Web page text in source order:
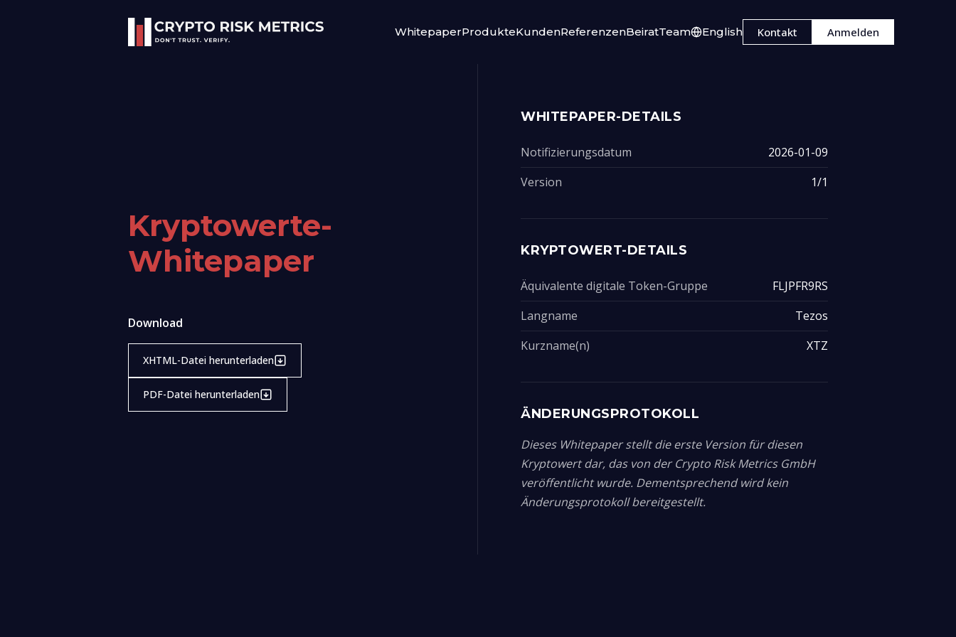
WhitepaperProdukteKundenReferenzenBeiratTeam English Kontakt Anmelden
Kryptowerte-
Whitepaper
Download
XHTML-Datei herunterladen
PDF-Datei herunterladen
WHITEPAPER-DETAILS
Notifizierungsdatum
2026-01-09
Version
1/1
KRYPTOWERT-DETAILS
Äquivalente digitale Token-Gruppe
FLJPFR9RS
Langname
Tezos
Kurzname(n)
XTZ
ÄNDERUNGSPROTOKOLL
Dieses Whitepaper stellt die erste Version für diesen
Kryptowert dar, das von der Crypto Risk Metrics GmbH
veröffentlicht wurde. Dementsprechend wird kein
Änderungsprotokoll bereitgestellt.